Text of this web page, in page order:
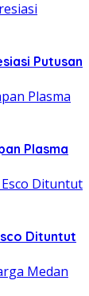
Putusan
Plasma
Dituntut